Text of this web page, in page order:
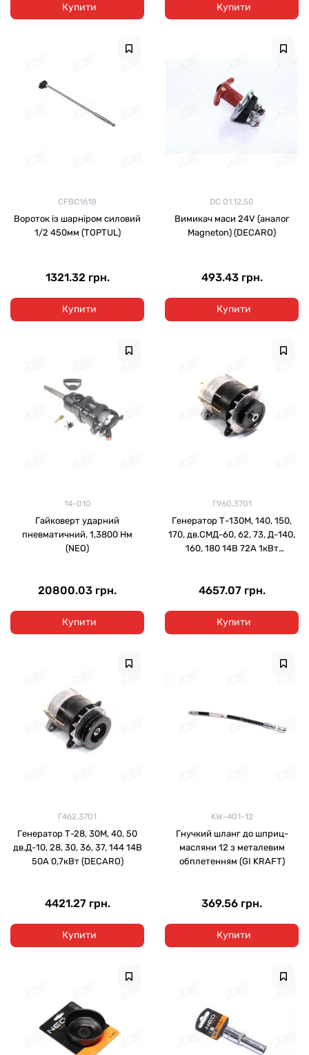
Купити Купити
CFBC1618
Вороток із шарніром силовий
1/2 450мм (TOPTUL)
1321.32 грн.
Купити
DC 01.12.50
Вимикач маси 24V (аналог
Magneton) (DECARO)
493.43 грн.
Купити
14-010
Гайковерт ударний
пневматичний, 1,3800 Нм
(NEO)
20800.03 грн.
Купити
Г960.3701
Генератор Т-130М, 140, 150,
170, дв.СМД-60, 62, 73, Д-140,
160, 180 14В 72А 1кВт
4657.07 грн.
Купити
Г462.3701
Генератор Т-28, 30М, 40, 50
дв.Д-10, 28, 30, 36, 37, 144 14В
50А 0,7кВт (DECARO)
4421.27 грн.
Купити
KW-401-12
Гнучкий шланг до шприц-
масляни 12 з металевим
обплетенням (GI KRAFT)
369.56 грн.
Купити